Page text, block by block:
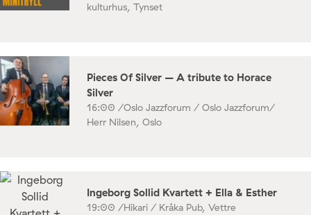
kulturhus, Tynset
Pieces Of Silver – A tribute to Horace
Silver
16:00 /Oslo Jazzforum / Oslo Jazzforum/
Herr Nilsen, Oslo
Ingeborg Sollid Kvartett + Ella & Esther
19:00 /Hikari / Kråka Pub, Vettre